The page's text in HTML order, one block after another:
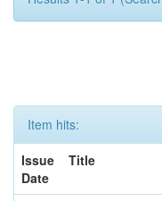
Item hits:
Issue
Date
Title